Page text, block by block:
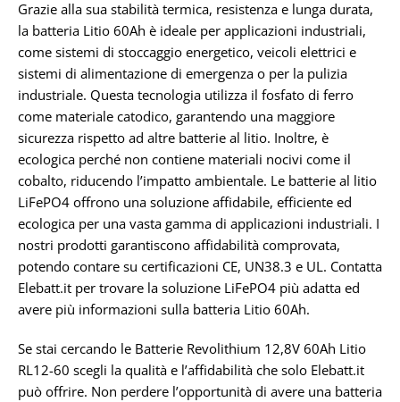
Grazie alla sua stabilità termica, resistenza e lunga durata,
la batteria Litio 60Ah è ideale per applicazioni industriali,
come sistemi di stoccaggio energetico, veicoli elettrici e
sistemi di alimentazione di emergenza o per la pulizia
industriale. Questa tecnologia utilizza il fosfato di ferro
come materiale catodico, garantendo una maggiore
sicurezza rispetto ad altre batterie al litio. Inoltre, è
ecologica perché non contiene materiali nocivi come il
cobalto, riducendo l’impatto ambientale. Le batterie al litio
LiFePO4 offrono una soluzione affidabile, efficiente ed
ecologica per una vasta gamma di applicazioni industriali. I
nostri prodotti garantiscono affidabilità comprovata,
potendo contare su certificazioni CE, UN38.3 e UL. Contatta
Elebatt.it per trovare la soluzione LiFePO4 più adatta ed
avere più informazioni sulla batteria Litio 60Ah.
Se stai cercando le Batterie Revolithium 12,8V 60Ah Litio
RL12-60 scegli la qualità e l’affidabilità che solo Elebatt.it
può offrire. Non perdere l’opportunità di avere una batteria